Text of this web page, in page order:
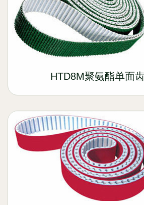
HTD8M聚氨酯单面